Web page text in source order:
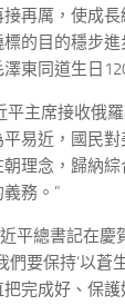
再厲，使成
的目的穩步進
東同道生日
平主席接收俄
易近，國民
理念，歸納
務。”
平總書記在慶
要保持‘以蒼
完成好、保